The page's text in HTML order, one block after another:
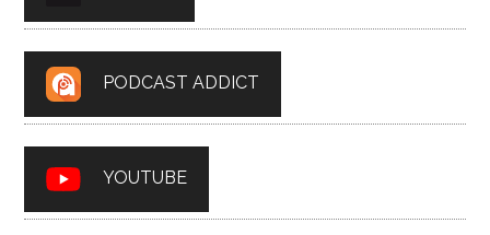
PODCAST ADDICT
YOUTUBE